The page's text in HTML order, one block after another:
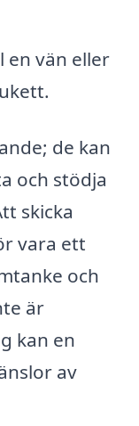
en vän eller
de kan
och stödja
skicka
vara ett
och
är
kan en
av